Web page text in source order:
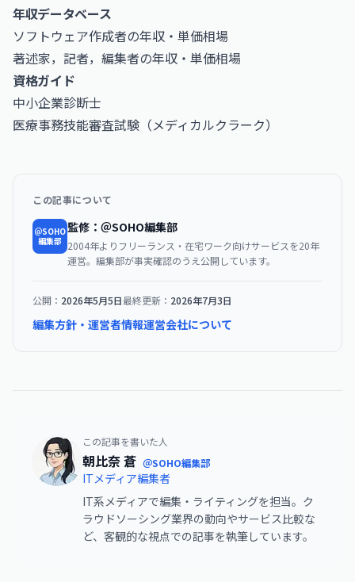
年収データベース
ソフトウェア作成者の年収・単価相場
著述家，記者，編集者の年収・単価相場
資格ガイド
中小企業診断士
医療事務技能審査試験（メディカルクラーク）
この記事について
＠SOHO
編集部
監修：＠SOHO編集部
2004年よりフリーランス・在宅ワーク向けサービスを20年
運営。編集部が事実確認のうえ公開しています。
公開： 2026年5月5日最終更新： 2026年7月3日
編集方針・運営者情報運営会社について
この記事を書いた人
朝比奈 蒼 ＠SOHO編集部
ITメディア編集者
IT系メディアで編集・ライティングを担当。ク
ラウドソーシング業界の動向やサービス比較な
ど、客観的な視点での記事を執筆しています。